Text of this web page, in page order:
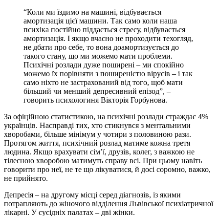
“Коли ми їздимо на машині, відбувається
амортизація цієї машини. Так само коли наша
психіка постійно піддається стресу, відбувається
амортизація. І якщо вчасно не проходити техогляд,
не дбати про себе, то вона доамортизується до
такого стану, що ми можемо мати проблеми.
Психічні розлади дуже поширені – ми спокійно
можемо їх порівняти з поширеністю вірусів – і так
само ніхто не застрахований від того, щоб мати
більший чи менший депресивний епізод”, –
говорить психологиня Вікторія Горбунова.
За офіційною статистикою, на психічні розлади страждає 4%
українців. Насправді тих, хто стикнувся з ментальними
хворобами, більше мінімум у чотири з половиною рази.
Протягом життя, психічний розлад матиме кожна третя
людина. Якщо врахувати сім’ї, друзів, колег, з важкою не
тілесною хворобою матимуть справу всі. При цьому навіть
говорити про неї, не те що лікуватися, й досі соромно, важко,
не прийнято.
Депресія – на другому місці серед діагнозів, із якими
потрапляють до жіночого відділення Львівської психіатричної
лікарні. У сусідніх палатах – дві жінки.